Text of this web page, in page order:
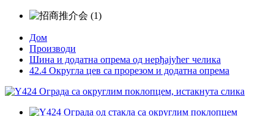
Дом
Производи
Шина и додатна опрема од нерђајућег челика
42.4 Округла цев са прорезом и додатна опрема